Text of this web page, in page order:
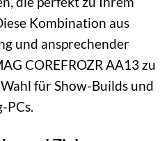
Kombination aus
und ansprechender
COREFROZR AA13 zu
für Show-Builds und
PCs.